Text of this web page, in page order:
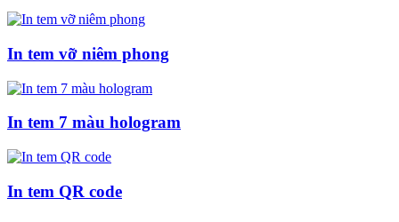
In tem vỡ niêm phong
In tem 7 màu hologram
In tem QR code